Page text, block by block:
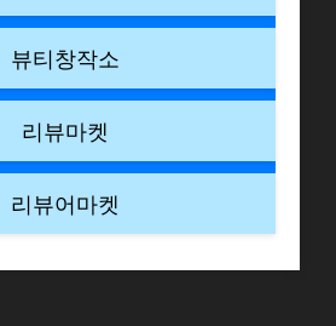
뷰티창작소
리뷰마켓
리뷰어마켓